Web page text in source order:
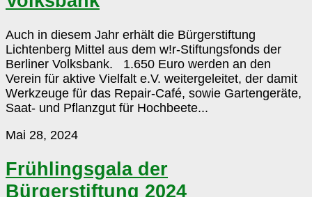
Berliner
Auch in diesem Jahr erhält die Bürgerstiftung
Lichtenberg Mittel aus dem w!r-Stiftungsfonds der
Berliner Volksbank. 1.650 Euro werden an den
Verein für aktive Vielfalt e.V. weitergeleitet, der damit
Werkzeuge für das Repair-Café, sowie Gartengeräte,
Saat- und Pflanzgut für Hochbeete...
Frühlingsgala
Bürgerstiftung
2024
Mai 28, 2024
Frühlingsgala der
Bürgerstiftung 2024